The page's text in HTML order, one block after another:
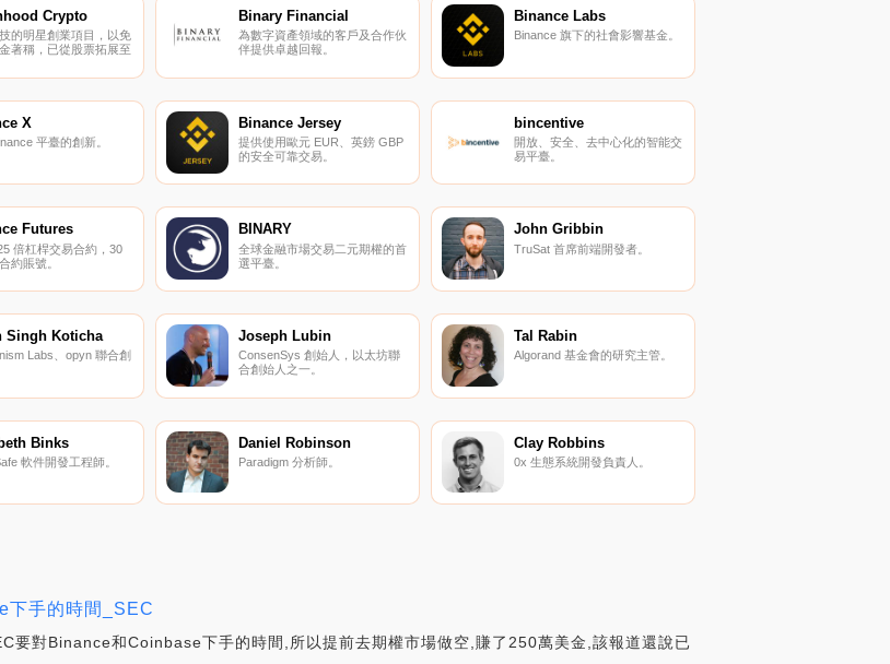
Crypto
的明星創業項目，以免
著稱，已從股票拓展至
Binary Financial
為數字資產領域的客戶及合作伙
伴提供卓越回報。
Binance Labs
Binance 旗下的社會影響基金。
X
平臺的創新。
Binance Jersey
提供使用歐元 EUR、英鎊 GBP
的安全可靠交易。
bincentive
開放、安全、去中心化的智能交
易平臺。
Futures
倍杠桿交易合約，30
約賬號。
BINARY
全球金融市場交易二元期權的首
選平臺。
John Gribbin
TruSat 首席前端開發者。
Singh Koticha
Labs、opyn 聯合創
Joseph Lubin
ConsenSys 創始人，以太坊聯
合創始人之一。
Tal Rabin
Algorand 基金會的研究主管。
Binks
軟件開發工程師。
Daniel Robinson
Paradigm 分析師。
Clay Robbins
0x 生態系統開發負責人。
下手的時間_SEC
要對Binance和Coinbase下手的時間,所以提前去期權市場做空,賺了250萬美金,該報道還說已